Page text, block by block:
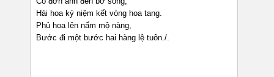
Hái hoa kỷ niệm kết vòng hoa tang.
Phủ hoa lên nấm mộ nàng,
Bước đi một bước hai hàng lệ tuôn./.